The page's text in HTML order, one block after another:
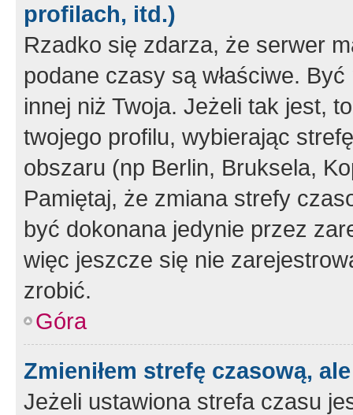
profilach, itd.)
Rzadko się zdarza, że serwer
podane czasy są właściwe.
innej niż Twoja. Jeżeli tak jest,
twojego profilu, wybierając
obszaru (np Berlin, Bruksela,
Pamiętaj, że zmiana strefy
być dokonana jedynie przez
więc jeszcze się nie
zrobić.
Góra
Zmieniłem strefę czasową,
Jeżeli ustawiona strefa czasu